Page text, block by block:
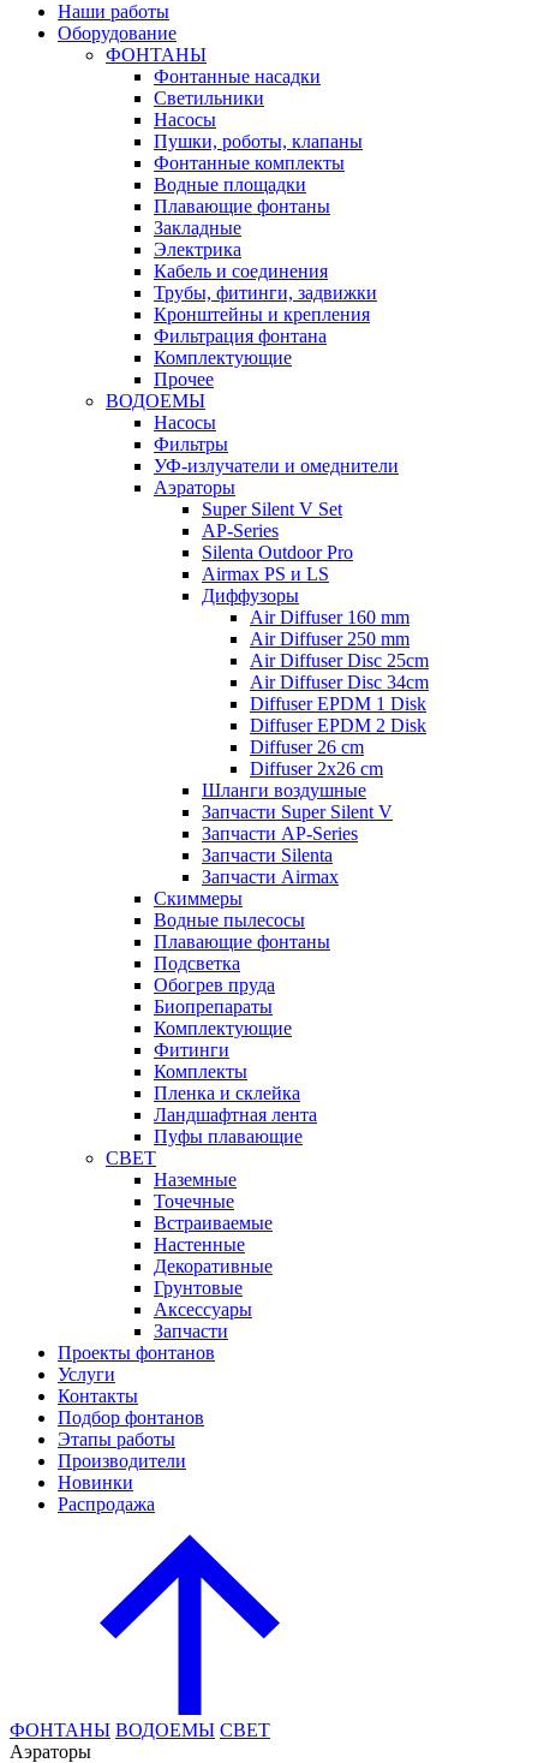
Наши работы
Оборудование
ФОНТАНЫ
Фонтанные насадки
Cветильники
Насосы
Пушки, роботы, клапаны
Фонтанные комплекты
Водные площадки
Плавающие фонтаны
Закладные
Электрика
Кабель и соединения
Трубы, фитинги, задвижки
Кронштейны и крепления
Фильтрация фонтана
Комплектующие
Прочее
ВОДОЕМЫ
Насосы
Фильтры
УФ-излучатели и омеднители
Аэраторы
Super Silent V Set
AP-Series
Silenta Outdoor Pro
Airmax PS и LS
Диффузоры
Air Diffuser 160 mm
Air Diffuser 250 mm
Air Diffuser Disc 25cm
Air Diffuser Disc 34cm
Diffuser EPDM 1 Disk
Diffuser EPDM 2 Disk
Diffuser 26 cm
Diffuser 2x26 cm
Шланги воздушные
Запчасти Super Silent V
Запчасти AP-Series
Запчасти Silenta
Запчасти Airmax
Cкиммеры
Водные пылесосы
Плавающие фонтаны
Подсветка
Обогрев пруда
Биопрепараты
Комплектующие
Фитинги
Комплекты
Пленка и склейка
Ландшафтная лента
Пуфы плавающие
СВЕТ
Наземные
Точечные
Встраиваемые
Настенные
Декоративные
Грунтовые
Аксессуары
Запчасти
Проекты фонтанов
Услуги
Контакты
Подбор фонтанов
Этапы работы
Производители
Новинки
Распродажа
ФОНТАНЫ ВОДОЕМЫ СВЕТ
Аэраторы